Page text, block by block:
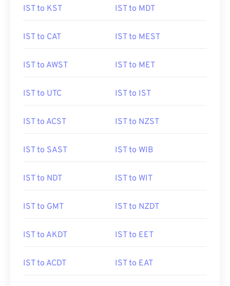
IST to KST IST to MDT
IST to CAT IST to MEST
IST to AWST IST to MET
IST to UTC IST to IST
IST to ACST IST to NZST
IST to SAST IST to WIB
IST to NDT IST to WIT
IST to GMT IST to NZDT
IST to AKDT IST to EET
IST to ACDT IST to EAT